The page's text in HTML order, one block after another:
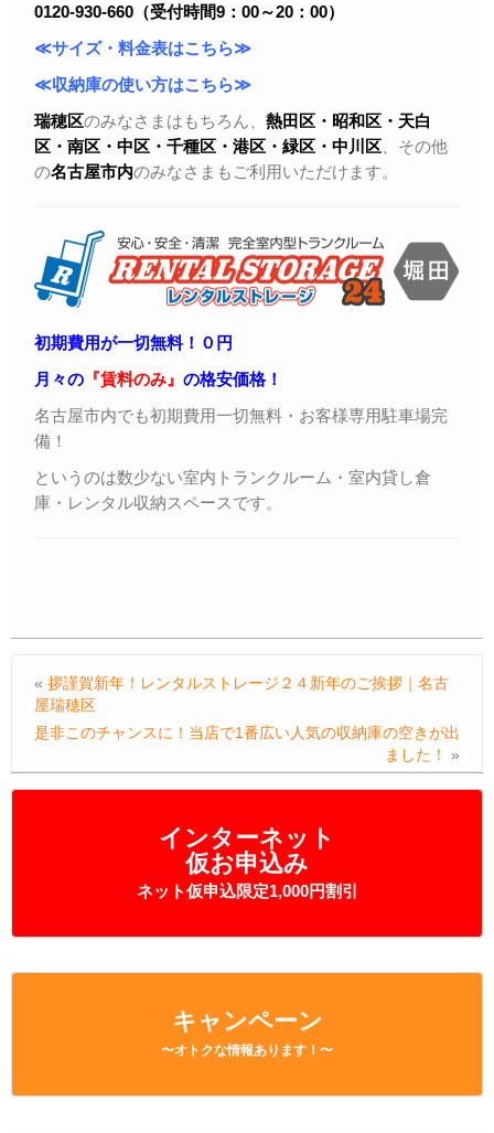
インターネット
仮お申込み
ネット仮申込限定1,000円割引
キャンペーン
〜オトクな情報あります！〜
0120-930-660（受付時間9：00～20：00）
≪サイズ・料金表はこちら≫
≪収納庫の使い方はこちら≫
瑞穂区のみなさまはもちろん、 熱田区・昭和区・天白
区・ 南区・中区・千種区・港区・緑区・中川区 、その他
の名古屋市内のみなさまもご利用いただけます。
初期費用が一切無料！０円
月々の 『賃料のみ』 の格安価格！
名古屋市内でも初期費用一切無料・お客様専用駐車場完
備！
というのは数少ない室内トランクルーム・室内貸し倉
庫・レンタル収納スペースです。
« 拶謹賀新年！レンタルストレージ２４新年のご挨拶｜名古
屋瑞穂区
是非このチャンスに！当店で1番広い人気の収納庫の空きが出
ました！
»